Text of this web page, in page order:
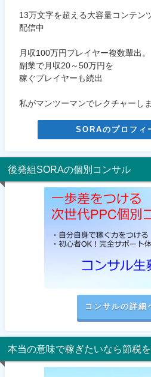
13万文字を超える大容量コンテン
配信中
月収100万円プレイヤー複数輩出。
副業で月収20～50万円を
稼ぐプレイヤーも続出
私がマンツーマンでレクチャーし
SORAのプロフィ
後発組SORAの個別コンサル
コンサルの詳細
本当の意味で稼ぎたいなら節税